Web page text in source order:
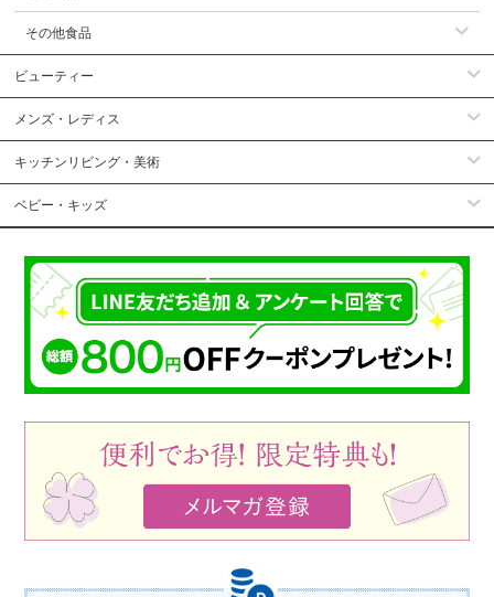
その他食品
ビューティー
メンズ・レディス
キッチンリビング・美術
ベビー・キッズ